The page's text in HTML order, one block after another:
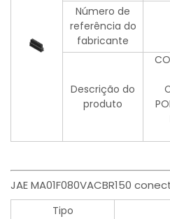
Número de
referência do
fabricante
Descrição do
produto
JAE MA01F080VACBR150
Tipo